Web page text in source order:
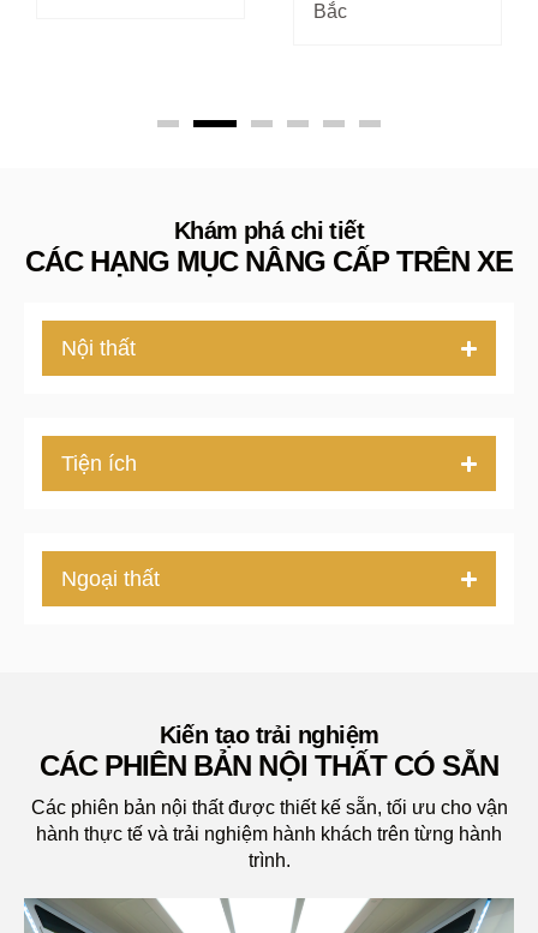
Bắc
Khám phá chi tiết
CÁC HẠNG MỤC NÂNG CẤP TRÊN XE
Nội thất
Tiện ích
Ngoại thất
Kiến tạo trải nghiệm
CÁC PHIÊN BẢN NỘI THẤT CÓ SẴN
Các phiên bản nội thất được thiết kế sẵn, tối ưu cho vận
hành thực tế và trải nghiệm hành khách trên từng hành
trình.